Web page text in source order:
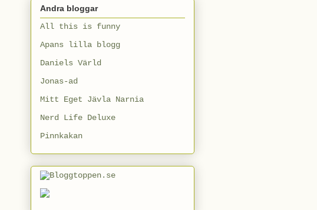
Andra bloggar
All this is funny
Apans lilla blogg
Daniels Värld
Jonas-ad
Mitt Eget Jävla Narnia
Nerd Life Deluxe
Pinnkakan